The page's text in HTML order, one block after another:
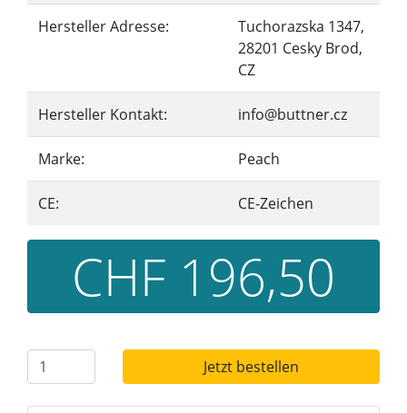
Hersteller Adresse:
Tuchorazska 1347,
28201 Cesky Brod,
CZ
Hersteller Kontakt: info@buttner.cz
Marke: Peach
CE: CE-Zeichen
CHF 196,50
Jetzt bestellen